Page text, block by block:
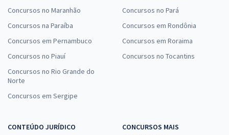
Concursos no Maranhão
Concursos na Paraíba
Concursos em Pernambuco
Concursos no Piauí
Concursos no Rio Grande do
Norte
Concursos em Sergipe
Concursos no Pará
Concursos em Rondônia
Concursos em Roraima
Concursos no Tocantins
CONTEÚDO JURÍDICO
CONCURSOS MAIS